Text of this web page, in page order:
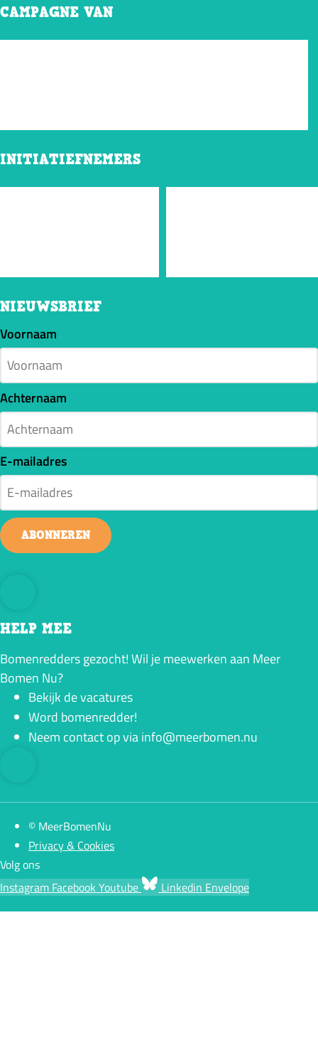
CAMPAGNE VAN
INITIATIEFNEMERS
NIEUWSBRIEF
Voornaam
Achternaam
E-mailadres
ABONNEREN
HELP MEE
Bomenredders gezocht! Wil je meewerken aan Meer
Bomen Nu?
Bekijk de vacatures
Word bomenredder!
Neem contact op via info@meerbomen.nu
© MeerBomenNu
Privacy & Cookies
Volg ons
Instagram Facebook Youtube Linkedin Envelope